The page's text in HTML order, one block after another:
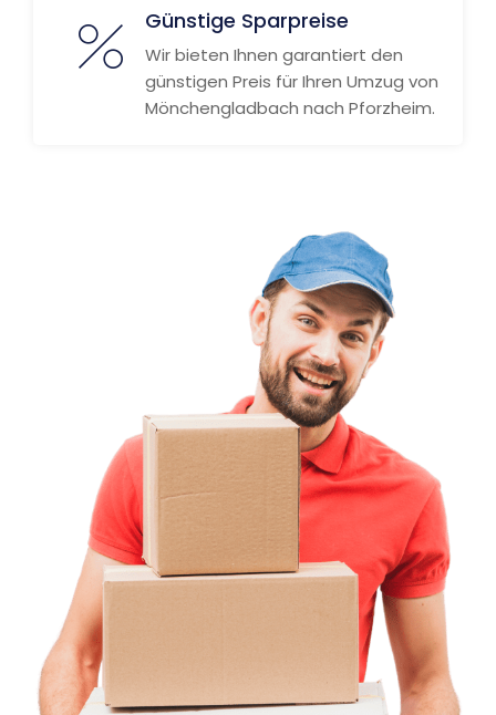
Günstige Sparpreise
Wir bieten Ihnen garantiert den
günstigen Preis für Ihren Umzug von
Mönchengladbach nach Pforzheim.